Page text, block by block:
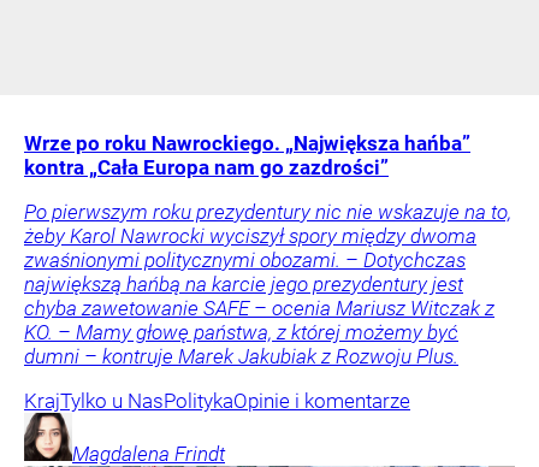
Wrze po roku Nawrockiego. „Największa hańba”
kontra „Cała Europa nam go zazdrości”
Po pierwszym roku prezydentury nic nie wskazuje na to,
żeby Karol Nawrocki wyciszył spory między dwoma
zwaśnionymi politycznymi obozami. – Dotychczas
największą hańbą na karcie jego prezydentury jest
chyba zawetowanie SAFE – ocenia Mariusz Witczak z
KO. – Mamy głowę państwa, z której możemy być
dumni – kontruje Marek Jakubiak z Rozwoju Plus.
KrajTylko u NasPolitykaOpinie i komentarze
Magdalena Frindt